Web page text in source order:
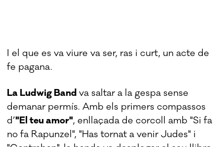
I el que es va viure va ser, ras i curt, un acte de
fe pagana.
La Ludwig Bandva saltar a la gespa sense
demanar permís. Amb els primers compassos
d’"El teu amor", enllaçada de corcoll amb "Si fa
no fa Rapunzel", "Has tornat a venir Judes" i